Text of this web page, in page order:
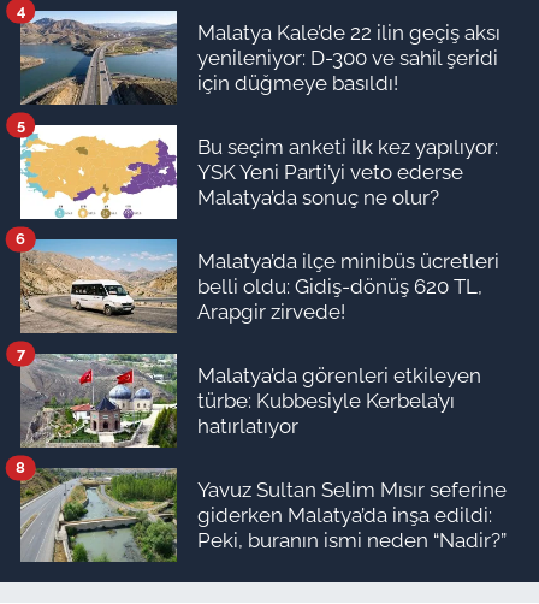
Malatya Kale’de 22 ilin geçiş aksı
yenileniyor: D-300 ve sahil şeridi
için düğmeye basıldı!
4
Bu seçim anketi ilk kez yapılıyor:
YSK Yeni Parti’yi veto ederse
Malatya’da sonuç ne olur?
5
Malatya’da ilçe minibüs ücretleri
belli oldu: Gidiş-dönüş 620 TL,
Arapgir zirvede!
6
Malatya’da görenleri etkileyen
türbe: Kubbesiyle Kerbela’yı
hatırlatıyor
7
Yavuz Sultan Selim Mısır seferine
giderken Malatya’da inşa edildi:
Peki, buranın ismi neden “Nadir?”
8